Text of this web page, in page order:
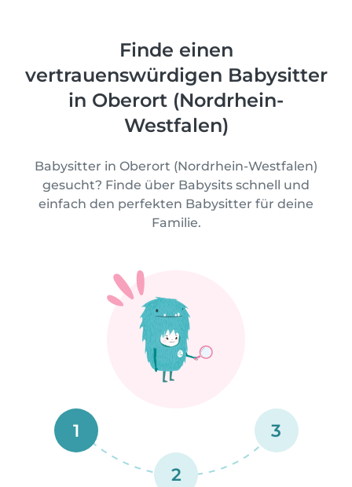
Finde einen
vertrauenswürdigen Babysitter
in Oberort (Nordrhein-
Westfalen)
Babysitter in Oberort (Nordrhein-Westfalen)
gesucht? Finde über Babysits schnell und
einfach den perfekten Babysitter für deine
Familie.
1
2
3